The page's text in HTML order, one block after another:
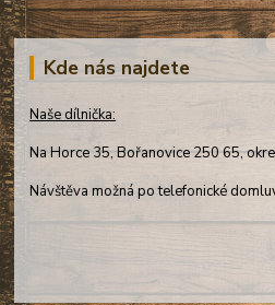
Kde nás najdete
Naše dílnička:
Na Horce 35, Bořanovice 250 65,
Návštěva možná po telefonické